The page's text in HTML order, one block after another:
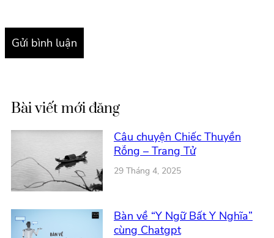
Bài viết mới đăng
Câu chuyện Chiếc Thuyền
Rỗng – Trang Tử
29 Tháng 4, 2025
Bàn về “Y Ngữ Bất Y Nghĩa”
cùng Chatgpt